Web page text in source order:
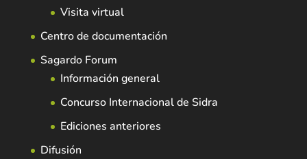
Visita virtual
Centro de documentación
Sagardo Forum
Información general
Concurso Internacional de Sidra
Ediciones anteriores
Difusión